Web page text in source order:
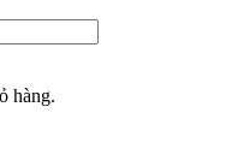
hàng.